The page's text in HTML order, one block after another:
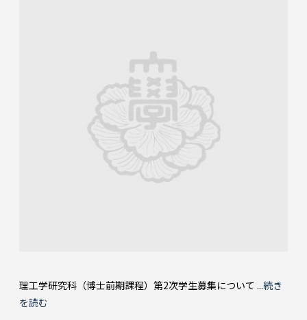
理工学研究科（博士前期課程）第2次学生募集について ...続き
を読む